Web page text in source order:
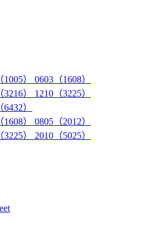
） 0603（1608）
） 1210（3225）
）
） 0805（2012）
） 2010（5025）